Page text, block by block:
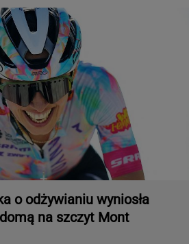
o odżywianiu wyniosła
na szczyt Mont